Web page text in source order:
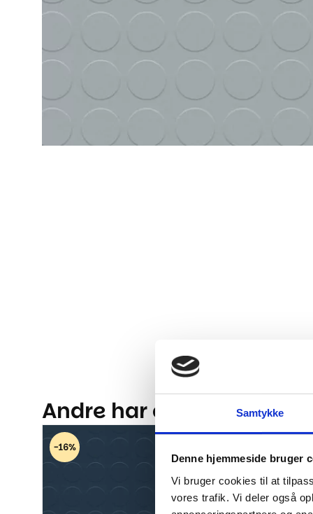
Samtykke
Denne hjemmeside bruger
Vi bruger cookies til at
vores trafik. Vi deler også
Andre har også kigget
-16%